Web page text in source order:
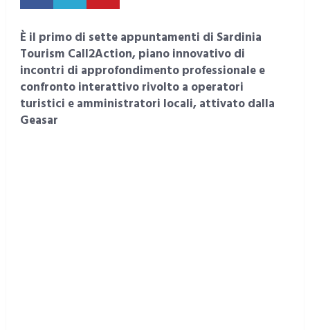
È il primo di sette appuntamenti di Sardinia
Tourism Call2Action, piano innovativo di
incontri di approfondimento professionale e
confronto interattivo rivolto a operatori
turistici e amministratori locali, attivato dalla
Geasar